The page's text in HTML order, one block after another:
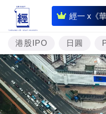
經一 x《
即
時
財
經
專
題
投
港股IPO 日圓